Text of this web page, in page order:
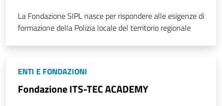
La Fondazione SIPL nasce per rispondere alle esigenze di
formazione della Polizia locale del territorio regionale
ENTI E FONDAZIONI
Fondazione ITS-TEC ACADEMY